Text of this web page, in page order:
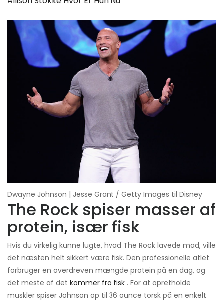
Dwayne Johnson | Jesse Grant / Getty Images til Disney
The Rock spiser masser af
protein, især fisk
Hvis du virkelig kunne lugte, hvad The Rock lavede mad, ville
det næsten helt sikkert være fisk. Den professionelle atlet
forbruger en overdreven mængde protein på en dag, og
det meste af det kommer fra fisk . For at opretholde
muskler spiser Johnson op til 36 ounce torsk på en enkelt